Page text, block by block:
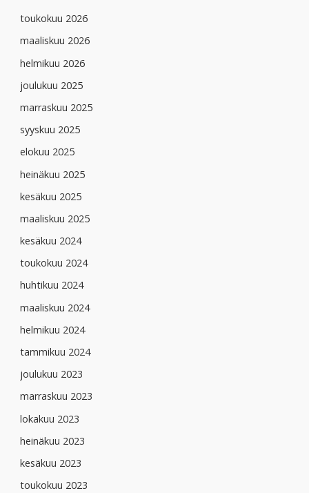
toukokuu 2026
maaliskuu 2026
helmikuu 2026
joulukuu 2025
marraskuu 2025
syyskuu 2025
elokuu 2025
heinäkuu 2025
kesäkuu 2025
maaliskuu 2025
kesäkuu 2024
toukokuu 2024
huhtikuu 2024
maaliskuu 2024
helmikuu 2024
tammikuu 2024
joulukuu 2023
marraskuu 2023
lokakuu 2023
heinäkuu 2023
kesäkuu 2023
toukokuu 2023